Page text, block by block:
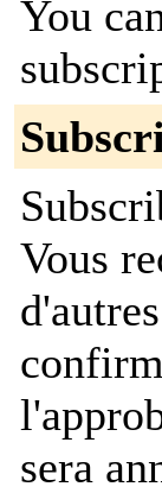
You
Vous
sera